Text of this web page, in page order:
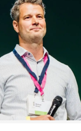
für
die
richtige
Kontoführung